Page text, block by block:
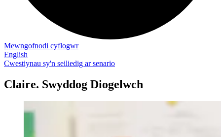
Mewngofnodi cyflogwr
English
Cwestiynau sy'n seiliedig ar senario
Claire. Swyddog Diogelwch